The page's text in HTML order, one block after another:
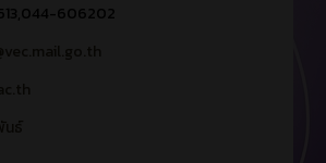
606202